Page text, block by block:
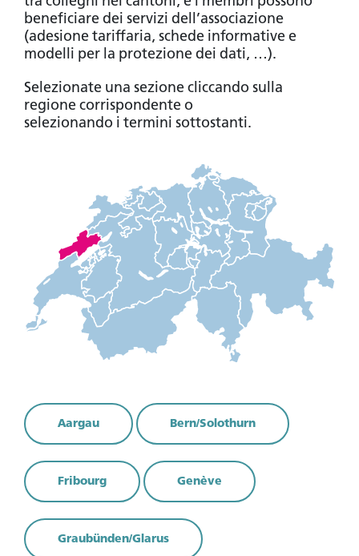
beneficiare dei servizi dell’associazione
(adesione tariffaria, schede informative e
modelli per la protezione dei dati, …).
Selezionate una sezione cliccando sulla
regione corrispondente o
selezionando i termini sottostanti.
Aargau Bern/Solothurn
Fribourg Genève
Graubünden/Glarus